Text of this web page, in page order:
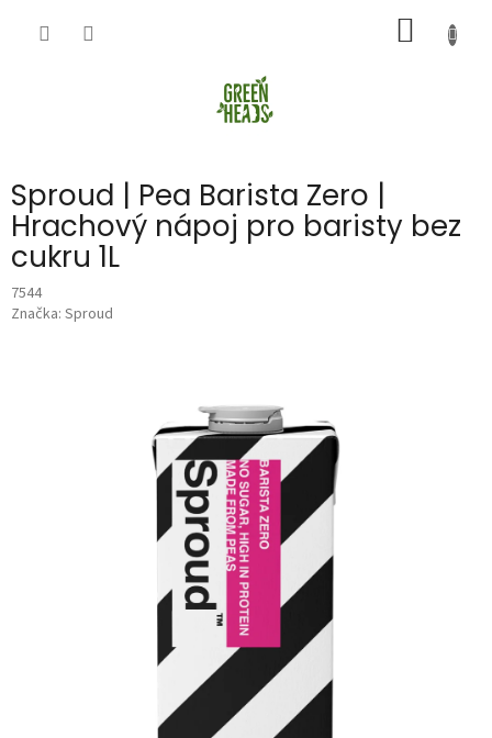
KOŠÍK
Sproud | Pea Barista Zero |
Hrachový nápoj pro baristy bez
cukru 1L
7544
Značka: Sproud